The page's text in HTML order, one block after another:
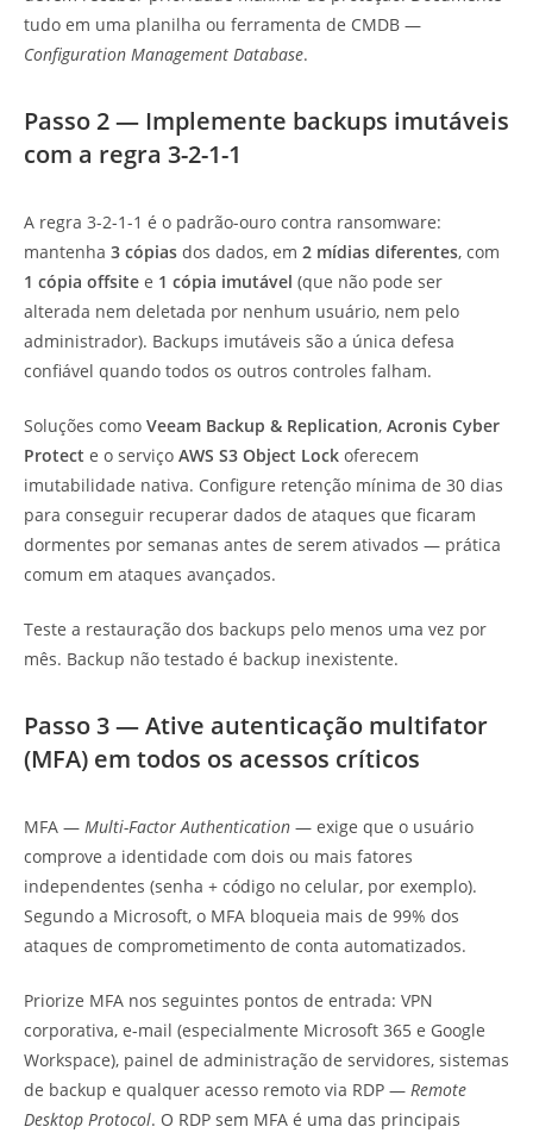
tudo em uma planilha ou ferramenta de CMDB —
Configuration Management Database.
Passo 2 — Implemente backups imutáveis
com a regra 3-2-1-1
A regra 3-2-1-1 é o padrão-ouro contra ransomware:
mantenha 3 cópias dos dados, em 2 mídias diferentes, com
1 cópia offsite e 1 cópia imutável (que não pode ser
alterada nem deletada por nenhum usuário, nem pelo
administrador). Backups imutáveis são a única defesa
confiável quando todos os outros controles falham.
Soluções como Veeam Backup & Replication, Acronis Cyber
Protect e o serviço AWS S3 Object Lock oferecem
imutabilidade nativa. Configure retenção mínima de 30 dias
para conseguir recuperar dados de ataques que ficaram
dormentes por semanas antes de serem ativados — prática
comum em ataques avançados.
Teste a restauração dos backups pelo menos uma vez por
mês. Backup não testado é backup inexistente.
Passo 3 — Ative autenticação multifator
(MFA) em todos os acessos críticos
MFA — Multi-Factor Authentication — exige que o usuário
comprove a identidade com dois ou mais fatores
independentes (senha + código no celular, por exemplo).
Segundo a Microsoft, o MFA bloqueia mais de 99% dos
ataques de comprometimento de conta automatizados.
Priorize MFA nos seguintes pontos de entrada: VPN
corporativa, e-mail (especialmente Microsoft 365 e Google
Workspace), painel de administração de servidores, sistemas
de backup e qualquer acesso remoto via RDP — Remote
Desktop Protocol. O RDP sem MFA é uma das principais